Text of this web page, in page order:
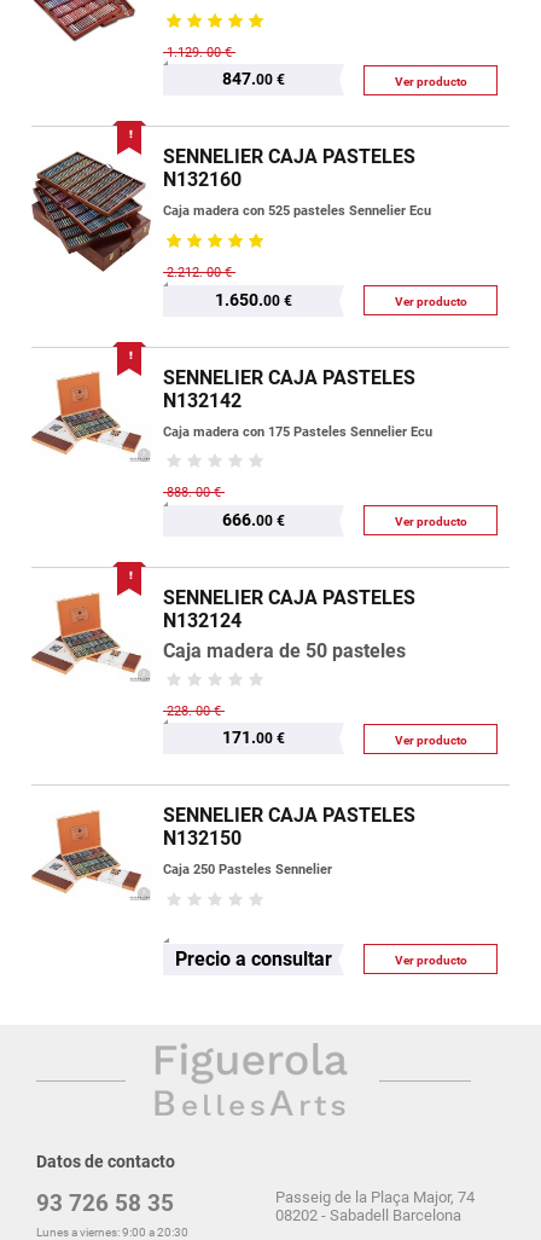
1.129.00 €
847.00 € Ver producto
SENNELIER CAJA PASTELES
N132160
Caja madera con 525 pasteles Sennelier Ecu
2.212.00 €
1.650.00 € Ver producto
SENNELIER CAJA PASTELES
N132142
Caja madera con 175 Pasteles Sennelier Ecu
888.00 €
666.00 € Ver producto
SENNELIER CAJA PASTELES
N132124
Caja madera de 50 pasteles
228.00 €
171.00 € Ver producto
SENNELIER CAJA PASTELES
N132150
Caja 250 Pasteles Sennelier
Precio a consultar Ver producto
Datos de contacto
93 726 58 35
Lunes a viernes: 9:00 a 20:30
Passeig de la Plaça Major, 74
08202 - Sabadell Barcelona